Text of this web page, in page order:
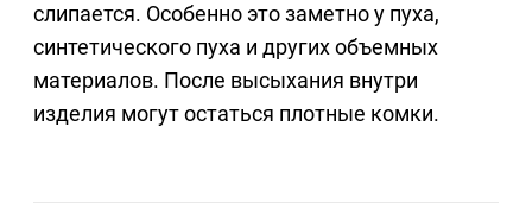
слипается. Особенно это заметно у пуха,
синтетического пуха и других объемных
материалов. После высыхания внутри
изделия могут остаться плотные комки.